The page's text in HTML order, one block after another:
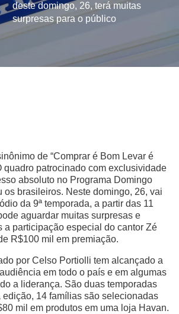
deste domingo, 26, terá muitas
surpresas para o público
de “Comprar é Bom Levar é
quadro patrocinado com exclusividade
absoluto no Programa Domingo
os brasileiros. Neste domingo, 26, vai
da 9ª temporada, a partir das 11
aguardar muitas surpresas e
a participação especial do cantor Zé
R$100 mil em premiação.
por Celso Portiolli tem alcançado a
em todo o país e em algumas
a liderança. São duas temporadas
edição, 14 famílias são selecionadas
mil em produtos em uma loja Havan.